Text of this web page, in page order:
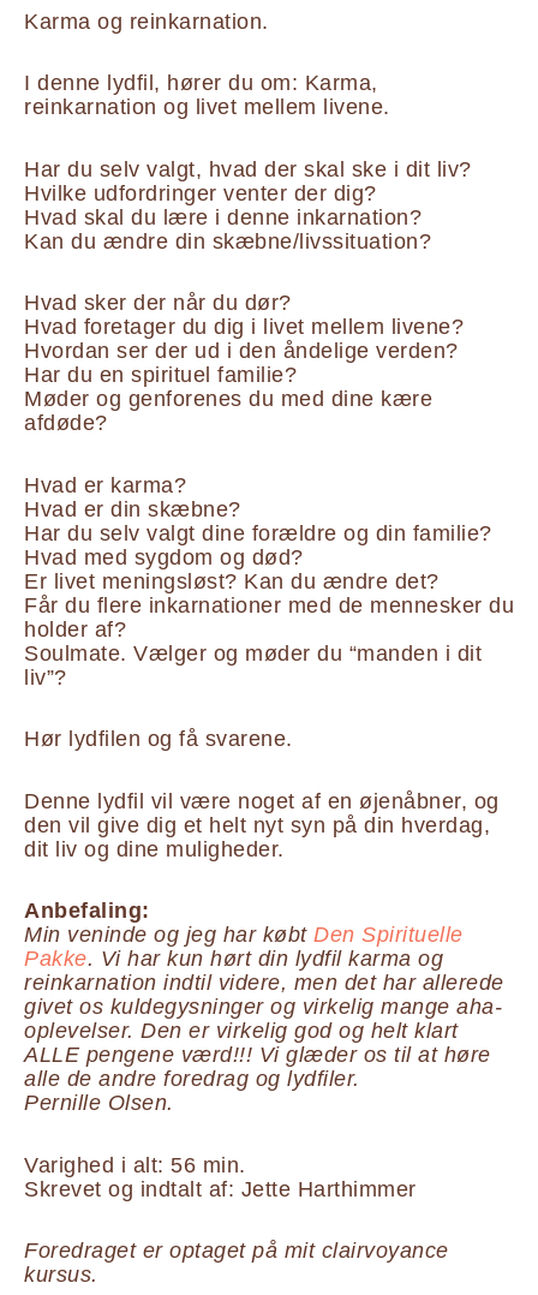
Karma og reinkarnation.
I denne lydfil, hører du om: Karma,
reinkarnation og livet mellem livene.
Har du selv valgt, hvad der skal ske i dit liv?
Hvilke udfordringer venter der dig?
Hvad skal du lære i denne inkarnation?
Kan du ændre din skæbne/livssituation?
Hvad sker der når du dør?
Hvad foretager du dig i livet mellem livene?
Hvordan ser der ud i den åndelige verden?
Har du en spirituel familie?
Møder og genforenes du med dine kære
afdøde?
Hvad er karma?
Hvad er din skæbne?
Har du selv valgt dine forældre og din familie?
Hvad med sygdom og død?
Er livet meningsløst? Kan du ændre det?
Får du flere inkarnationer med de mennesker du
holder af?
Soulmate. Vælger og møder du “manden i dit
liv”?
Hør lydfilen og få svarene.
Denne lydfil vil være noget af en øjenåbner, og
den vil give dig et helt nyt syn på din hverdag,
dit liv og dine muligheder.
Anbefaling:
Min veninde og jeg har købt Den Spirituelle
Pakke. Vi har kun hørt din lydfil karma og
reinkarnation indtil videre, men det har allerede
givet os kuldegysninger og virkelig mange aha-
oplevelser. Den er virkelig god og helt klart
ALLE pengene værd!!! Vi glæder os til at høre
alle de andre foredrag og lydfiler.
Pernille Olsen.
Varighed i alt: 56 min.
Skrevet og indtalt af: Jette Harthimmer
Foredraget er optaget på mit clairvoyance
kursus.